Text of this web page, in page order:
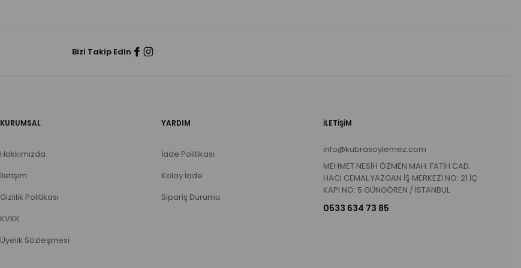
Bizi Takip Edin
KURUMSAL
Hakkımızda
İletişim
Gizlilik Politikası
KVKK
Üyelik Sözleşmesi
YARDIM
İade Politikası
Kolay İade
Sipariş Durumu
İLETİŞİM
info@kubrasoylemez.com
MEHMET NESİH ÖZMEN MAH. FATİH CAD.
HACI CEMAL YAZGAN İŞ MERKEZİ NO: 21 İÇ
KAPI NO: 5 GÜNGÖREN / İSTANBUL
0533 634 73 85